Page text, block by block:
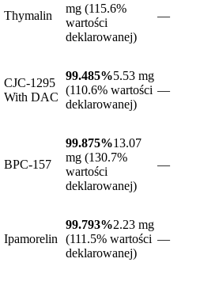
Thymalin
mg (115.6%
wartości
deklarowanej)
—
CJC-1295
With DAC
99.485%5.53 mg
(110.6% wartości
deklarowanej)
—
BPC-157
99.875%13.07
mg (130.7%
wartości
deklarowanej)
—
Ipamorelin
99.793%2.23 mg
(111.5% wartości
deklarowanej)
—